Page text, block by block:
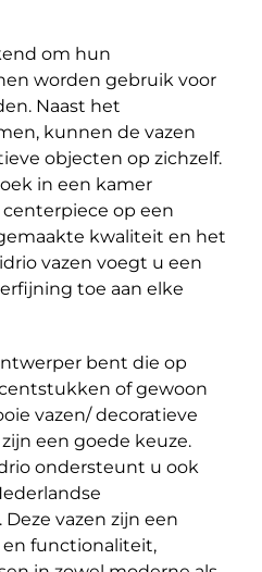
om hun
worden gebruik voor
Naast het
kunnen de vazen
objecten op zichzelf.
in een kamer
op een
kwaliteit en het
vazen voegt u een
toe aan elke
bent die op
of gewoon
vazen/ decoratieve
een goede keuze.
ondersteunt u ook
vazen zijn een
functionaliteit,